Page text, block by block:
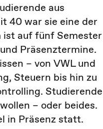
aus
40 war sie eine der
auf fünf Semester
Präsenztermine.
– von VWL und
Steuern bis hin zu
Studierende
– oder beides.
in Präsenz statt.